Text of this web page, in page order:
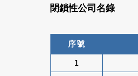
閉鎖性公司名錄
序號
1